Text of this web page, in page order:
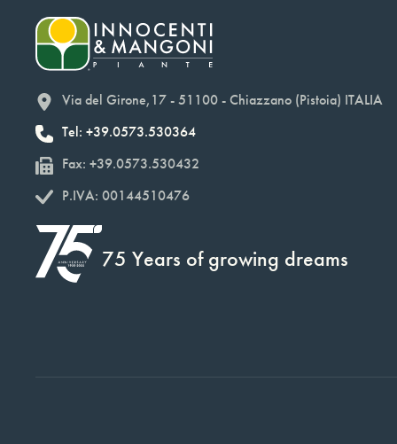
Via del Girone,17 - 51100 - Chiazzano (Pistoia) ITALIA
Tel: +39.0573.530364
Fax: +39.0573.530432
P.IVA: 00144510476
75 Years of growing dreams